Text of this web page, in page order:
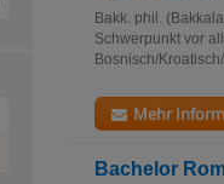
Bakk. phil.
Schwerpunkt vor
Bosnisch/
Mehr
Bachelor